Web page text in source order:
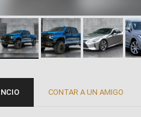
CONTAR A UN AMIGO